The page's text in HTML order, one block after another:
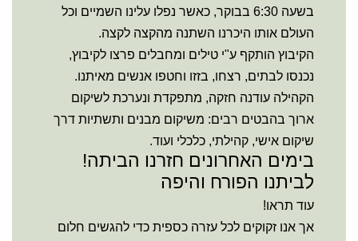
בשעה 6:30 בבוקר, כאשר נפלו עלינו השמיים וכל
העולם אותו היכרנו השתנה מהקצה לקצה.
הקיבוץ הותקף ע"י טילים ומחבלים פרצו לקיבוץ,
נכנסו לבתים, רצחו, בזזו וחטפו אנשים מאיתנו.
הקהילה עודנה חזקה, מתפקדת ונערכת לשיקום
ארוך בהבטים רבים: משיקום מבנים ותשתיות דרך
שיקום אישי, קהילתי, כלכלי ועוד.
בימים האחרונים חזרנו הביתה!
לביתנו הפורח והיפה
עוד תראו!
אך אנו זקוקים לכל עזרה כספית כדי להגשים חלום